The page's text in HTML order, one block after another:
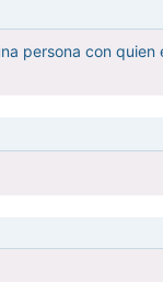
persona con